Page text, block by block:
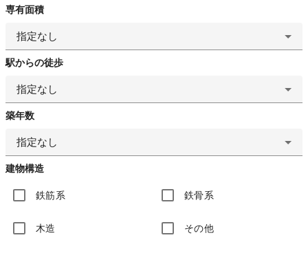
専有面積
指定なし
駅からの徒歩
指定なし
築年数
指定なし
建物構造
鉄筋系 鉄骨系
木造 その他